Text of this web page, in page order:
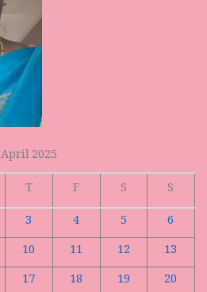
April 2025
T F S
S
3 4 5
6
10 11 12
13
17 18 19
20